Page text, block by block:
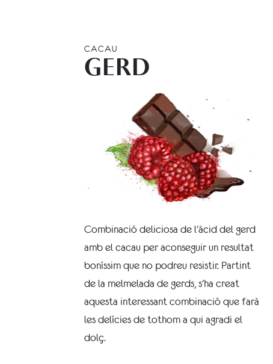
CACAU
GERD
Combinació deliciosa de l'àcid del gerd
amb el cacau per aconseguir un resultat
boníssim que no podreu resistir. Partint
de la melmelada de gerds, s'ha creat
aquesta interessant combinació que farà
les delícies de tothom a qui agradi el
dolç.